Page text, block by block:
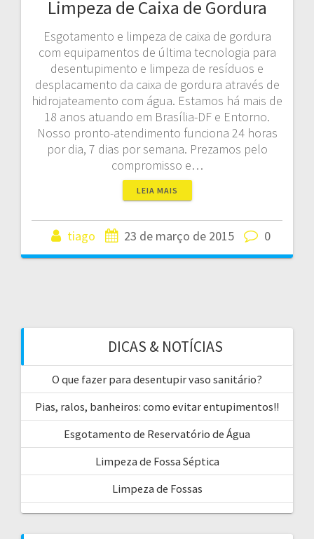
Limpeza de Caixa de Gordura
Esgotamento e limpeza de caixa de gordura
com equipamentos de última tecnologia para
desentupimento e limpeza de resíduos e
desplacamento da caixa de gordura através de
hidrojateamento com água. Estamos há mais de
18 anos atuando em Brasília-DF e Entorno.
Nosso pronto-atendimento funciona 24 horas
por dia, 7 dias por semana. Prezamos pelo
compromisso e…
LEIA MAIS
tiago 23 de março de 2015 0
DICAS & NOTÍCIAS
O que fazer para desentupir vaso sanitário?
Pias, ralos, banheiros: como evitar entupimentos!!
Esgotamento de Reservatório de Água
Limpeza de Fossa Séptica
Limpeza de Fossas